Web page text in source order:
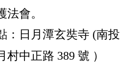
法會。
日月潭玄奘寺 (南投
中正路 389 號 ）